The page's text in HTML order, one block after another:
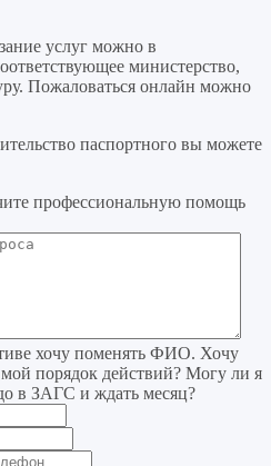
услуг можно в
министерство,
Пожаловаться онлайн можно
паспортного вы можете
профессиональную помощь
хочу поменять ФИО. Хочу
порядок действий? Могу ли я
в ЗАГС и ждать месяц?